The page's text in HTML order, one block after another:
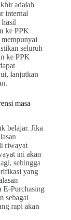
adalah
internal
ke PPK
seluruh
ke PPK
lanjutkan
masa
belajar. Jika
riwayat
ini akan
sehingga
yang
E-Purchasing
sebagai
rapi akan